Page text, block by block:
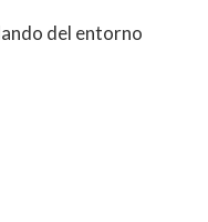
del entorno